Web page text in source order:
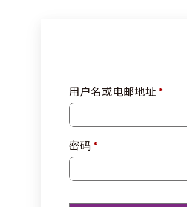
用户名或电邮地址 *
密码 *